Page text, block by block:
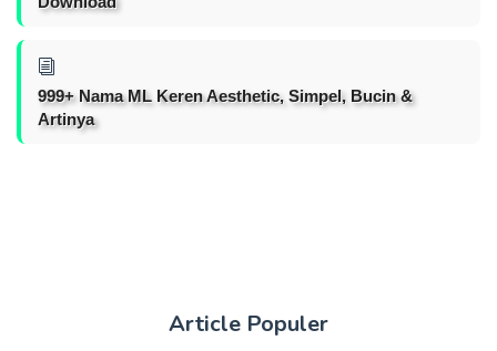
999+ Nama ML Keren Aesthetic, Simpel, Bucin &
Artinya
Article Populer